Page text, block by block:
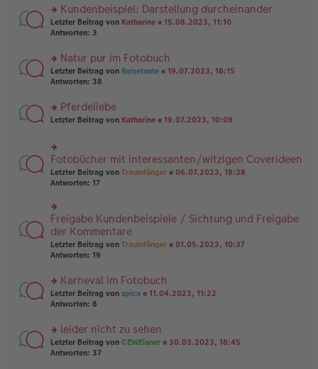
er
B
ei
tr
g
el
es
e
B
ei
tr
g
rs
te
n
g
el
e
n
ei
tr
a
g
Kundenbeispiel: Darstellung durcheinander
Letzter Beitrag von Katharine « 15.08.2023, 11:10
Antworten: 3
rs
te
n
g
es
e
n
er
B
tr
a
g
Natur pur im Fotobuch
Letzter Beitrag von Reisetante « 19.07.2023, 18:15
Antworten: 38
rs
u
n
g
el
e
n
er
B
ei
tr
g
Pferdeliebe
Letzter Beitrag von Katharine « 19.07.2023, 10:09
rs
te
r
g
el
es
e
n
ei
tr
a
Fotobücher mit interessanten/witzigen Coverideen
Letzter Beitrag von Traumfänger « 06.07.2023, 18:38
Antworten: 17
rs
te
r
u
n
el
es
e
B
ei
tr
Freigabe Kundenbeispiele / Sichtung und Freigabe
der Kommentare
Letzter Beitrag von Traumfänger « 01.05.2023, 10:37
Antworten: 19
rs
te
n
g
el
Karneval im Fotobuch
Letzter Beitrag von spica « 11.04.2023, 11:22
Antworten: 8
rs
te
leider nicht zu sehen
Letzter Beitrag von CEWEianer « 30.03.2023, 18:45
Antworten: 37